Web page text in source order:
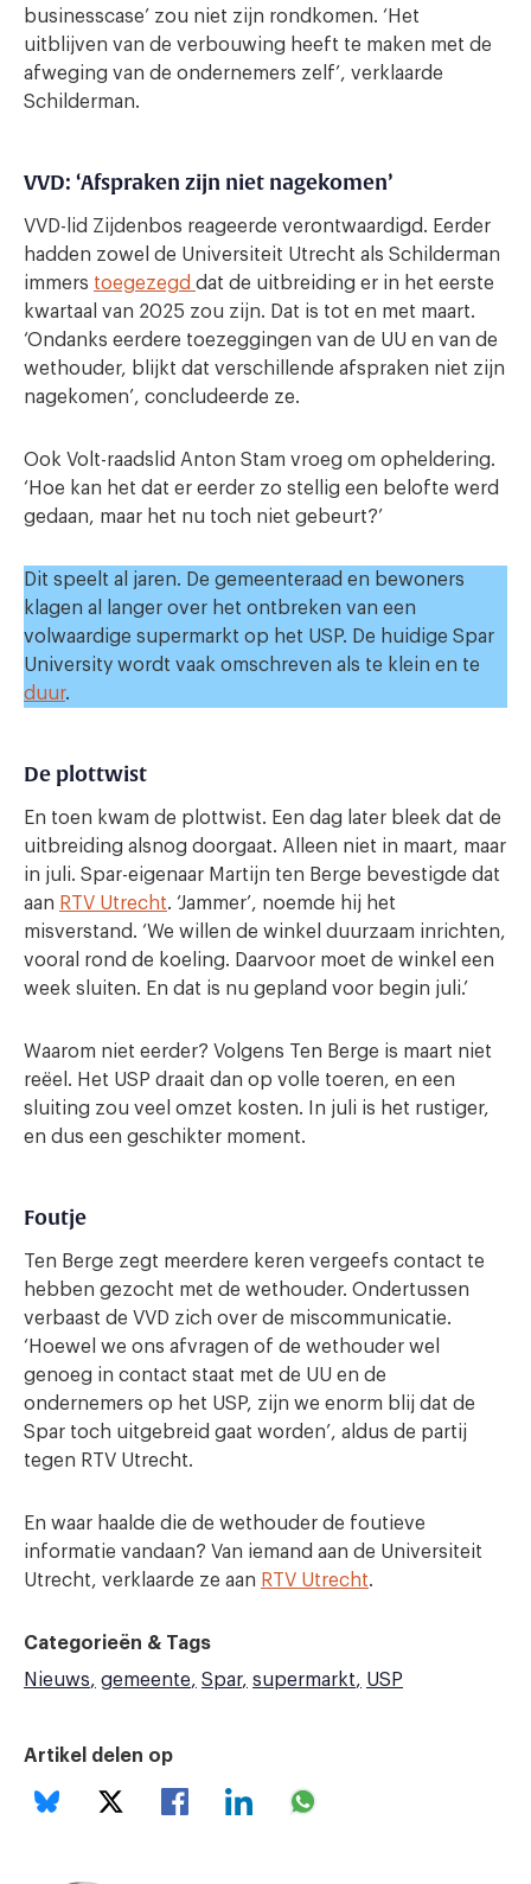
businesscase’ zou niet zijn rondkomen. ‘Het
uitblijven van de verbouwing heeft te maken met de
afweging van de ondernemers zelf’, verklaarde
Schilderman.
VVD: ‘Afspraken zijn niet nagekomen’
VVD-lid Zijdenbos reageerde verontwaardigd. Eerder
hadden zowel de Universiteit Utrecht als Schilderman
immers toegezegd dat de uitbreiding er in het eerste
kwartaal van 2025 zou zijn. Dat is tot en met maart.
‘Ondanks eerdere toezeggingen van de UU en van de
wethouder, blijkt dat verschillende afspraken niet zijn
nagekomen’, concludeerde ze.
Ook Volt-raadslid Anton Stam vroeg om opheldering.
‘Hoe kan het dat er eerder zo stellig een belofte werd
gedaan, maar het nu toch niet gebeurt?’
Dit speelt al jaren. De gemeenteraad en bewoners
klagen al langer over het ontbreken van een
volwaardige supermarkt op het USP. De huidige Spar
University wordt vaak omschreven als te klein en te
duur.
De plottwist
En toen kwam de plottwist. Een dag later bleek dat de
uitbreiding alsnog doorgaat. Alleen niet in maart, maar
in juli. Spar-eigenaar Martijn ten Berge bevestigde dat
aan RTV Utrecht. ‘Jammer’, noemde hij het
misverstand. ‘We willen de winkel duurzaam inrichten,
vooral rond de koeling. Daarvoor moet de winkel een
week sluiten. En dat is nu gepland voor begin juli.’
Waarom niet eerder? Volgens Ten Berge is maart niet
reëel. Het USP draait dan op volle toeren, en een
sluiting zou veel omzet kosten. In juli is het rustiger,
en dus een geschikter moment.
Foutje
Ten Berge zegt meerdere keren vergeefs contact te
hebben gezocht met de wethouder. Ondertussen
verbaast de VVD zich over de miscommunicatie.
‘Hoewel we ons afvragen of de wethouder wel
genoeg in contact staat met de UU en de
ondernemers op het USP, zijn we enorm blij dat de
Spar toch uitgebreid gaat worden’, aldus de partij
tegen RTV Utrecht.
En waar haalde die de wethouder de foutieve
informatie vandaan? Van iemand aan de Universiteit
Utrecht, verklaarde ze aan RTV Utrecht.
Categorieën & Tags
Nieuws
gemeente Spar supermarkt USP
Artikel delen op